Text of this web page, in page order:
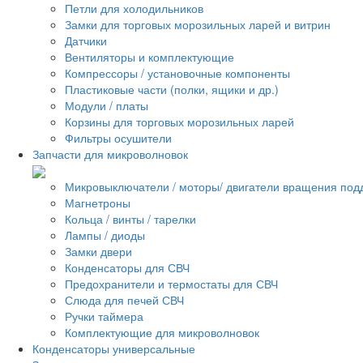
Петли для холодильников
Замки для торговых морозильных ларей и витрин
Датчики
Вентиляторы и комплектующие
Компрессоры / установочные компоненты
Пластиковые части (полки, ящики и др.)
Модули / платы
Корзины для торговых морозильных ларей
Фильтры осушители
Запчасти для микроволновок
Микровыключатели / моторы/ двигатели вращения
Магнетроны
Кольца / винты / тарелки
Лампы / диоды
Замки двери
Конденсаторы для СВЧ
Предохранители и термостаты для СВЧ
Слюда для печей СВЧ
Ручки таймера
Комплектующие для микроволновок
Конденсаторы универсальные